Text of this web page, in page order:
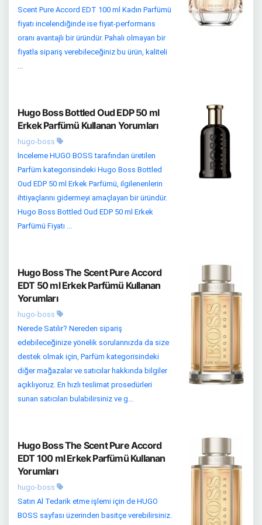
Scent Pure Accord EDT 100 ml Kadın Parfümü
fiyatı incelendiğinde ise fiyat-performans
oranı avantajlı bir üründür. Pahalı olmayan bir
fiyatla sipariş verebileceğiniz bu ürün, kaliteli
...
Hugo Boss Bottled Oud EDP 50 ml
Erkek Parfümü Kullanan Yorumları
hugo-boss
İnceleme HUGO BOSS tarafından üretilen
Parfüm kategorisindeki Hugo Boss Bottled
Oud EDP 50 ml Erkek Parfümü, ilgilenenlerin
ihtiyaçlarını gidermeyi amaçlayan bir üründür.
Hugo Boss Bottled Oud EDP 50 ml Erkek
Parfümü Fiyatı ...
Hugo Boss The Scent Pure Accord
EDT 50 ml Erkek Parfümü Kullanan
Yorumları
hugo-boss
Nerede Satılır? Nereden sipariş
edebileceğinize yönelik sorularınızda da size
destek olmak için, Parfüm kategorisindeki
diğer mağazalar ve satıcılar hakkında bilgiler
açıklıyoruz. En hızlı teslimat prosedürleri
sunan satıcıları bulabilirsiniz ve g...
Hugo Boss The Scent Pure Accord
EDT 100 ml Erkek Parfümü Kullanan
Yorumları
hugo-boss
Satın Al Tedarik etme işlemi için de HUGO
BOSS sayfası üzerinden basitçe verebilirsiniz.